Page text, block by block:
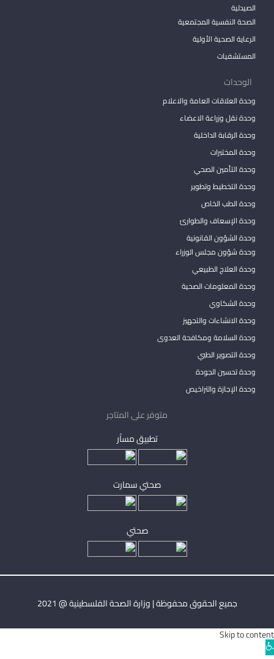
الصيدلية
الصحة النفسية المجتمعية
الرعاية الصحية الأولية
المستشفيات
الوحدات
وحدة العلاقات العامة والاعلام
وحدة نقل وزراعة الاعضاء
وحدة الرقابة الداخلية
وحدة المختبرات
وحدة التأمين الصحي
وحدة التخطيط وتطوير
وحدة الطب الخاص
وحدة الإسعاف والطوارئ
وحدة الشؤون القانونية
وحدة شؤون مجلس الوزراء
وحدة العلاج الطبيعي
وحدة المعلومات الصحية
وحدة الشكاوي
وحدة الانشاءات والتجهيز
وحدة السلامة ومكافحة العدوى
وحدة التصوير الطبي
وحدة تحسين الجودة
وحدة الإجازة والتراخيص
متوفر على المتاجر
تطبيق مساْر
صحتي سمارت
صحتي
جميع الحقوق محفوظة | وزارة الصحة الفلسطينية @ 2021
Skip to content
Open